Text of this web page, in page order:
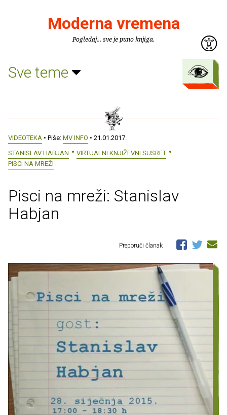
Moderna vremena
Pogledaj... sve je puno knjiga.
Sve teme
VIDEOTEKA • Piše: MV INFO • 21.01.2017.
STANISLAV HABJAN
VIRTUALNI KNJIŽEVNI SUSRET
PISCI NA MREŽI
Pisci na mreži: Stanislav
Habjan
Preporuči članak